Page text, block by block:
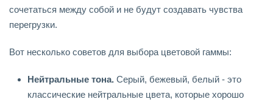
сочетаться между собой и не будут создавать чувства
перегрузки.
Вот несколько советов для выбора цветовой гаммы:
Нейтральные тона. Серый, бежевый, белый - это
классические нейтральные цвета, которые хорошо